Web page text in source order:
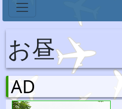
お昼
AD